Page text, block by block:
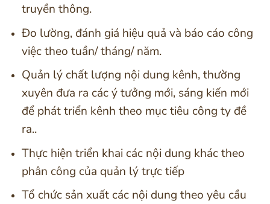
truyền thông.
Đo lường, đánh giá hiệu quả và báo cáo công
việc theo tuần/ tháng/ năm.
Quản lý chất lượng nội dung kênh, thường
xuyên đưa ra các ý tưởng mới, sáng kiến mới
để phát triển kênh theo mục tiêu công ty đề
ra..
Thực hiện triển khai các nội dung khác theo
phân công của quản lý trực tiếp
Tổ chức sản xuất các nội dung theo yêu cầu